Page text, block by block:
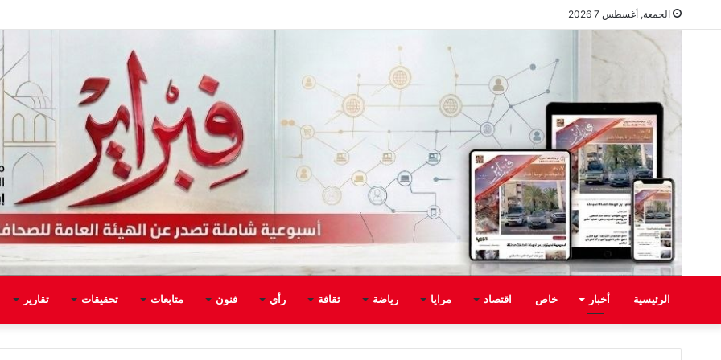
الجمعة, أغسطس 7 2026
الرئيسية أخبار خاص اقتصاد مرايا رياضة ثقافة رأي فنون متابعات تحقيقات تقارير